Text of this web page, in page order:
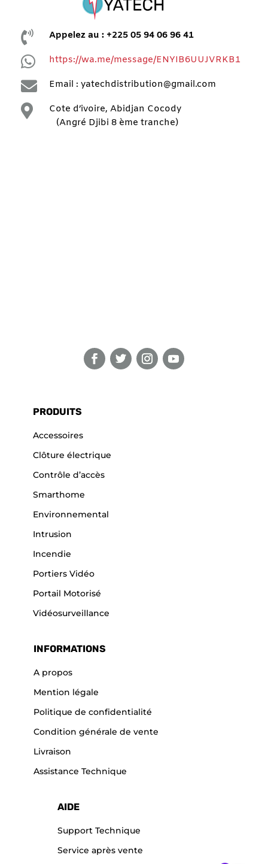
 Appelez au : +225 05 94 06 96 41
 https://wa.me/message/ENYIB6UUJVRKB1
 Email : yatechdistribution@gmail.com

Cote d’ivoire, Abidjan Cocody
(Angré Djibi 8 ème tranche)
PRODUITS
Accessoires
Clôture électrique
Contrôle d’accès
Smarthome
Environnemental
Intrusion
Incendie
Portiers Vidéo
Portail Motorisé
Vidéosurveillance
INFORMATIONS
A propos
Mention légale
Politique de confidentialité
Condition générale de vente
Livraison
Assistance Technique
AIDE
Support Technique
Service après vente